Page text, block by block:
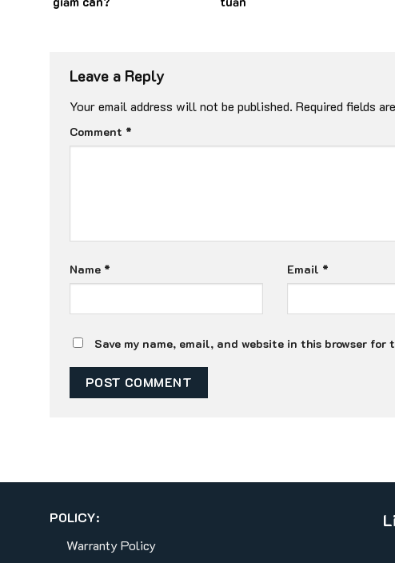
Leave a Reply
Your email address will not be published. Required fields
Comment *
Name * Email *
Save my name, email, and website in this browser for
POLICY:
Warranty Policy